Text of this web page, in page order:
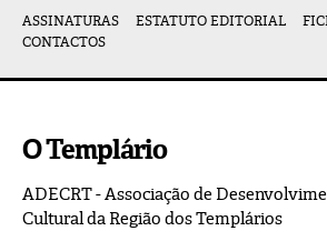
ASSINATURAS ESTATUTO EDITORIAL
CONTACTOS
O Templário
ADECRT - Associação de
Cultural da Região dos Templários